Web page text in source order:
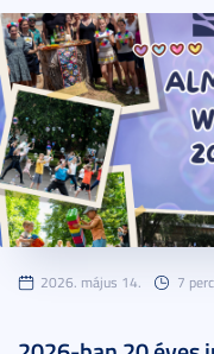
2026. május 14. 7 perc